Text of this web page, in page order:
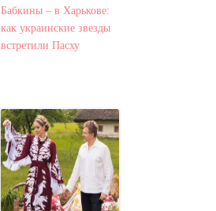
Бабкины – в Харькове:
как украинские звезды
встретили Пасху